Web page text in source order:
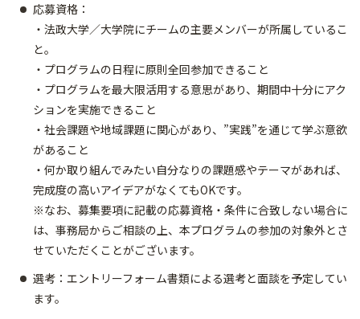
応募資格：
・法政大学／大学院にチームの主要メンバーが所属しているこ
と。
・プログラムの日程に原則全回参加できること
・プログラムを最大限活用する意思があり、期間中十分にアク
ションを実施できること
・社会課題や地域課題に関心があり、”実践”を通じて学ぶ意欲
があること
・何か取り組んでみたい自分なりの課題感やテーマがあれば、
完成度の高いアイデアがなくてもOKです。
※なお、募集要項に記載の応募資格・条件に合致しない場合に
は、事務局からご相談の上、本プログラムの参加の対象外とさ
せていただくことがございます。
選考：エントリーフォーム書類による選考と面談を予定してい
ます。